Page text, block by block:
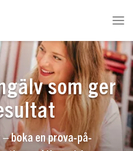
som ger
boka en prova-på-